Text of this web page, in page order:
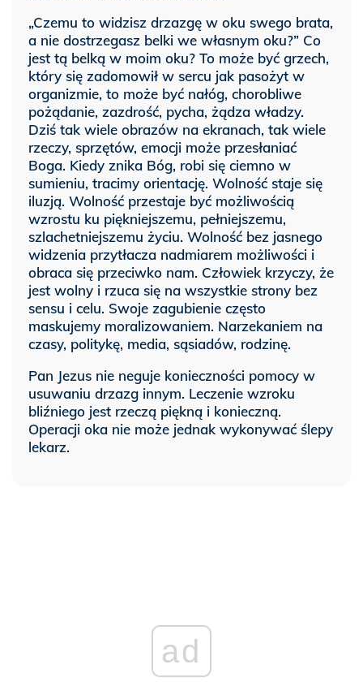
„Czemu to widzisz drzazgę w oku swego brata,
a nie dostrzegasz belki we własnym oku?” Co
jest tą belką w moim oku? To może być grzech,
który się zadomowił w sercu jak pasożyt w
organizmie, to może być nałóg, chorobliwe
pożądanie, zazdrość, pycha, żądza władzy.
Dziś tak wiele obrazów na ekranach, tak wiele
rzeczy, sprzętów, emocji może przesłaniać
Boga. Kiedy znika Bóg, robi się ciemno w
sumieniu, tracimy orientację. Wolność staje się
iluzją. Wolność przestaje być możliwością
wzrostu ku piękniejszemu, pełniejszemu,
szlachetniejszemu życiu. Wolność bez jasnego
widzenia przytłacza nadmiarem możliwości i
obraca się przeciwko nam. Człowiek krzyczy, że
jest wolny i rzuca się na wszystkie strony bez
sensu i celu. Swoje zagubienie często
maskujemy moralizowaniem. Narzekaniem na
czasy, politykę, media, sąsiadów, rodzinę.
Pan Jezus nie neguje konieczności pomocy w
usuwaniu drzazg innym. Leczenie wzroku
bliźniego jest rzeczą piękną i konieczną.
Operacji oka nie może jednak wykonywać ślepy
lekarz.
ad